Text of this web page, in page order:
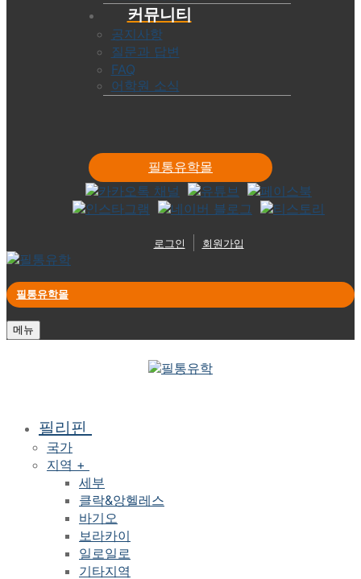
커뮤니티
공지사항
질문과 답변
FAQ
어학원 소식
로그인 회원가입
필통유학몰
필통유학몰
메뉴
필리핀
국가
지역 +
세부
클락&앙헬레스
바기오
보라카이
일로일로
기타지역